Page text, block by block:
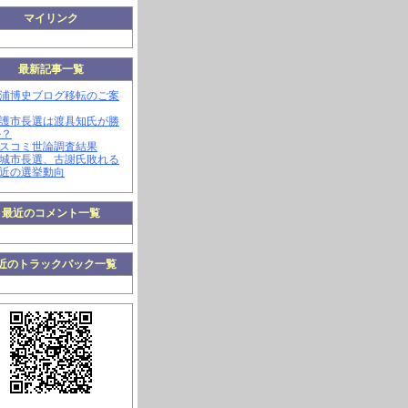
マイリンク
最新記事一覧
博史ブログ移転のご案
市長選は渡具知氏が勝
コミ世論調査結果
市長選、古謝氏敗れる
の選挙動向
最近のコメント一覧
のトラックバック一覧